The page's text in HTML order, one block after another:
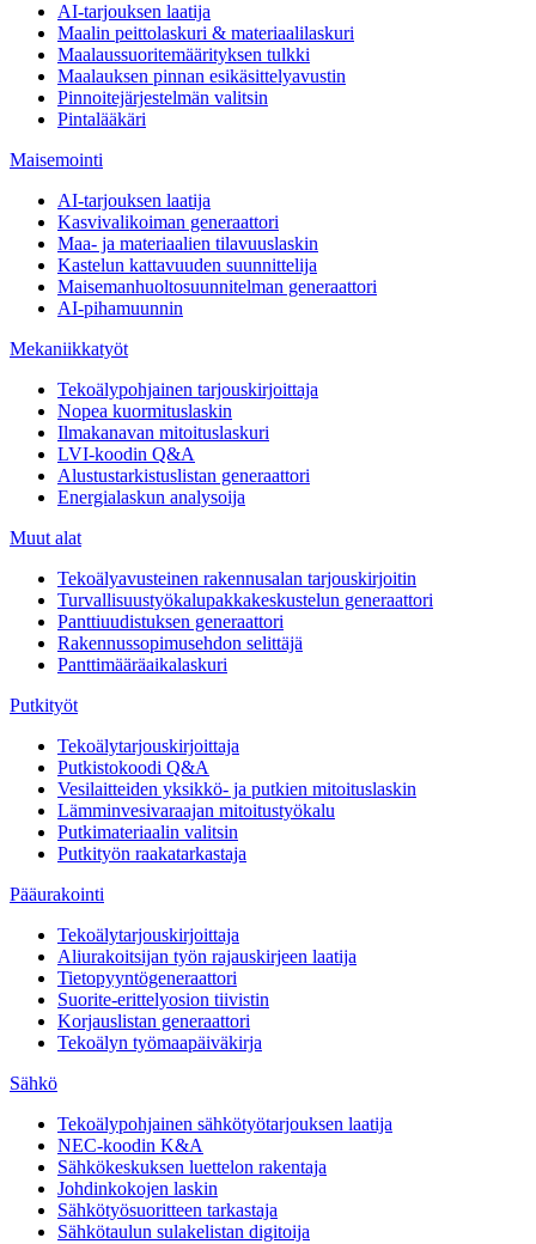
AI-tarjouksen laatija
Maalin peittolaskuri & materiaalilaskuri
Maalaussuoritemäärityksen tulkki
Maalauksen pinnan esikäsittelyavustin
Pinnoitejärjestelmän valitsin
Pintalääkäri
Maisemointi
AI-tarjouksen laatija
Kasvivalikoiman generaattori
Maa- ja materiaalien tilavuuslaskin
Kastelun kattavuuden suunnittelija
Maisemanhuoltosuunnitelman generaattori
AI-pihamuunnin
Mekaniikkatyöt
Tekoälypohjainen tarjouskirjoittaja
Nopea kuormituslaskin
Ilmakanavan mitoituslaskuri
LVI-koodin Q&A
Alustustarkistuslistan generaattori
Energialaskun analysoija
Muut alat
Tekoälyavusteinen rakennusalan tarjouskirjoitin
Turvallisuustyökalupakkakeskustelun generaattori
Panttiuudistuksen generaattori
Rakennussopimusehdon selittäjä
Panttimääräaikalaskuri
Putkityöt
Tekoälytarjouskirjoittaja
Putkistokoodi Q&A
Vesilaitteiden yksikkö- ja putkien mitoituslaskin
Lämminvesivaraajan mitoitustyökalu
Putkimateriaalin valitsin
Putkityön raakatarkastaja
Pääurakointi
Tekoälytarjouskirjoittaja
Aliurakoitsijan työn rajauskirjeen laatija
Tietopyyntögeneraattori
Suorite-erittelyosion tiivistin
Korjauslistan generaattori
Tekoälyn työmaapäiväkirja
Sähkö
Tekoälypohjainen sähkötyötarjouksen laatija
NEC-koodin K&A
Sähkökeskuksen luettelon rakentaja
Johdinkokojen laskin
Sähkötyösuoritteen tarkastaja
Sähkötaulun sulakelistan digitoija